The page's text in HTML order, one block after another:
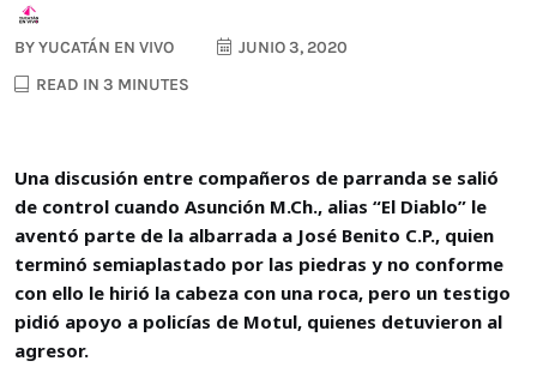
BYYUCATÁN EN VIVO
JUNIO 3, 2020
READ IN 3 MINUTES
Una discusión entre compañeros de parranda se salió
de control cuando Asunción M.Ch., alias “El Diablo” le
aventó parte de la albarrada a José Benito C.P., quien
terminó semiaplastado por las piedras y no conforme
con ello le hirió la cabeza con una roca, pero un testigo
pidió apoyo a policías de Motul, quienes detuvieron al
agresor.